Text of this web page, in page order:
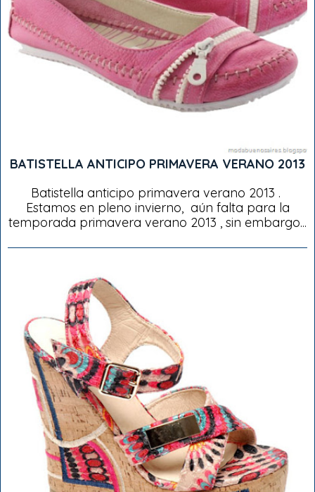
BATISTELLA ANTICIPO PRIMAVERA VERANO 2013
Batistella anticipo primavera verano 2013 .
Estamos en pleno invierno, aún falta para la
temporada primavera verano 2013 , sin embargo...